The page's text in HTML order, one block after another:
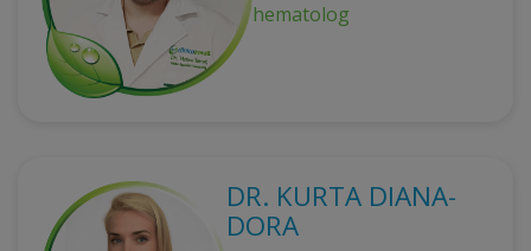
hematolog
DR. KURTA DIANA-
DORA